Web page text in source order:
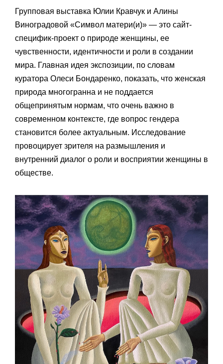
Групповая выставка Юлии Кравчук и Алины
Виноградовой «Символ матери(и)» — это сайт-
специфик-проект о природе женщины, ее
чувственности, идентичности и роли в создании
мира. Главная идея экспозиции, по словам
куратора Олеси Бондаренко, показать, что женская
природа многогранна и не поддается
общепринятым нормам, что очень важно в
современном контексте, где вопрос гендера
становится более актуальным. Исследование
провоцирует зрителя на размышления и
внутренний диалог о роли и восприятии женщины в
обществе.